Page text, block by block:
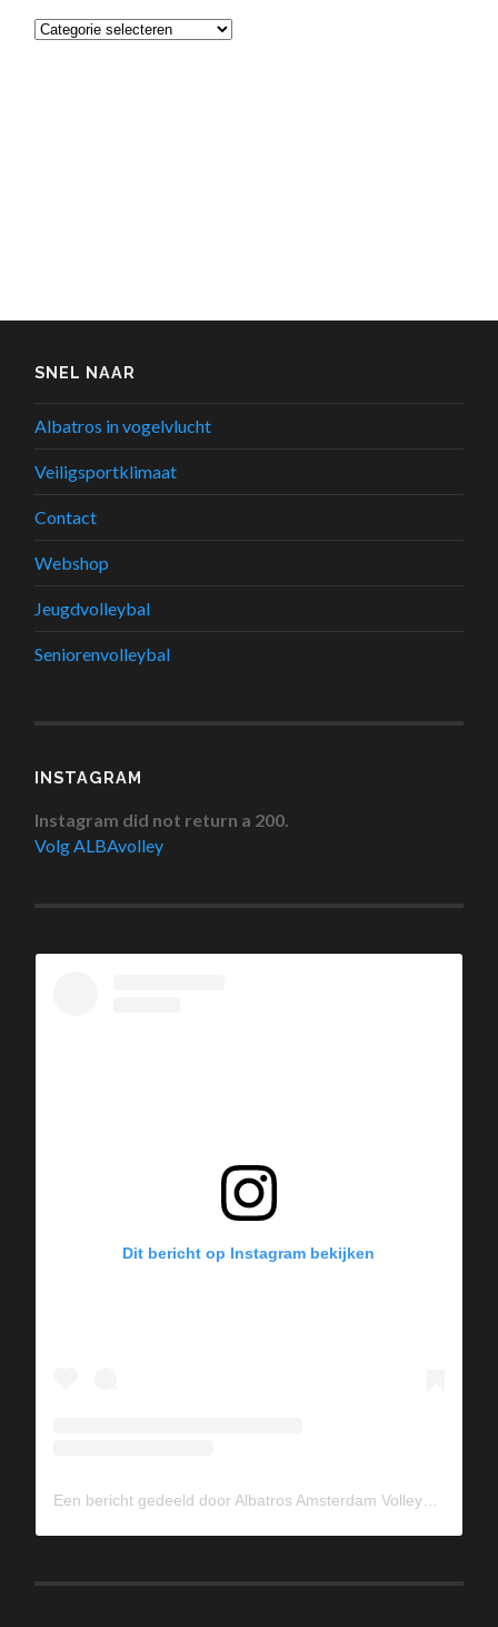
Categorieën
SNEL NAAR
Albatros in vogelvlucht
Veiligsportklimaat
Contact
Webshop
Jeugdvolleybal
Seniorenvolleybal
INSTAGRAM
Instagram did not return a 200.
Volg ALBAvolley
Dit bericht op Instagram bekijken